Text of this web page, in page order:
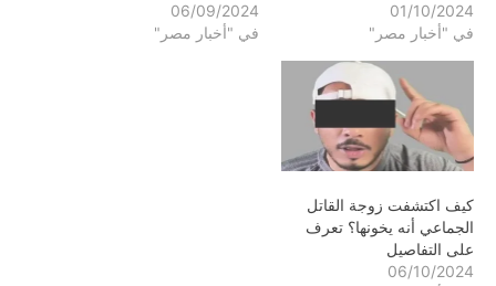
01/10/2024
في "أخبار مصر"
06/09/2024
في "أخبار مصر"
كيف اكتشفت زوجة القاتل
الجماعي أنه يخونها؟ تعرف
على التفاصيل
06/10/2024